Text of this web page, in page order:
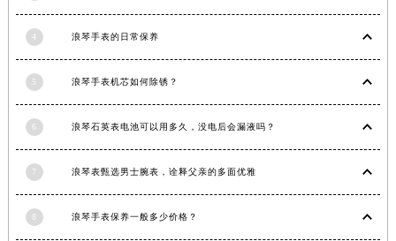
4 浪琴手表的日常保养
5 浪琴手表机芯如何除锈？
6 浪琴石英表电池可以用多久，没电后会漏液吗？
7 浪琴表甄选男士腕表，诠释父亲的多面优雅
8 浪琴手表保养一般多少价格？